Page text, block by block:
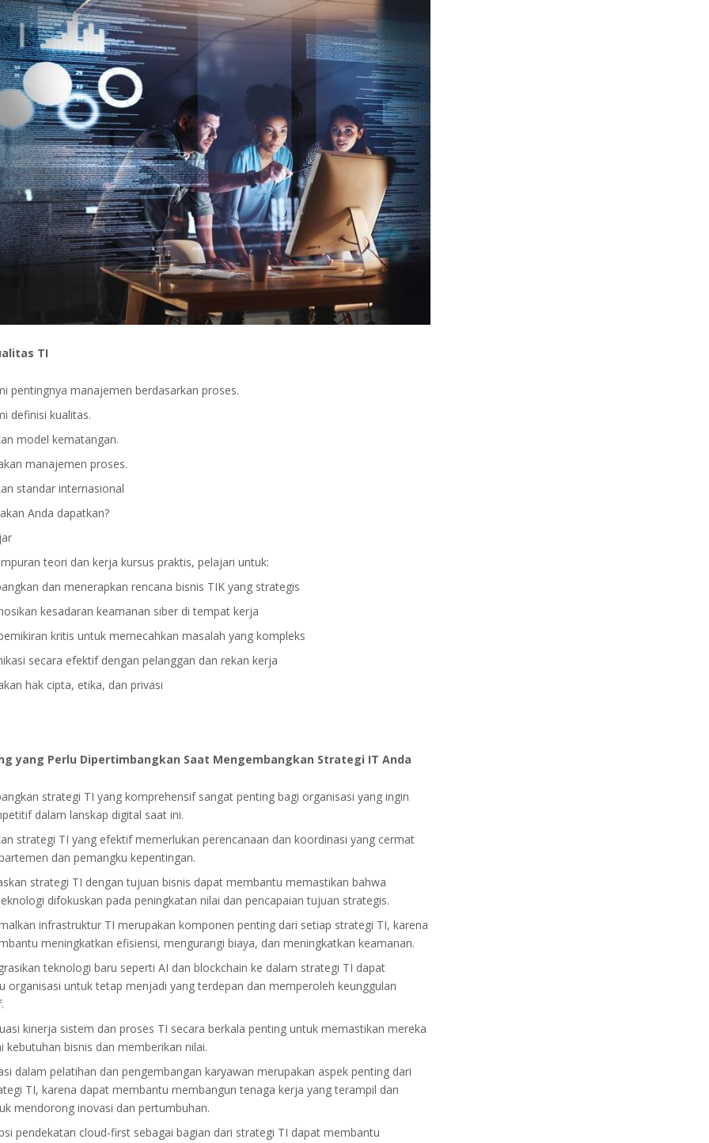
TI
pentingnya manajemen berdasarkan proses.
definisi kualitas.
model kematangan.
manajemen proses.
standar internasional
Anda dapatkan?
teori dan kerja kursus praktis, pelajari untuk:
dan menerapkan rencana bisnis TIK yang strategis
kesadaran keamanan siber di tempat kerja
kritis untuk memecahkan masalah yang kompleks
secara efektif dengan pelanggan dan rekan kerja
hak cipta, etika, dan privasi
yang Perlu Dipertimbangkan Saat Mengembangkan Strategi IT Anda
strategi TI yang komprehensif sangat penting bagi organisasi yang ingin
dalam lanskap digital saat ini.
strategi TI yang efektif memerlukan perencanaan dan koordinasi yang cermat
dan pemangku kepentingan.
strategi TI dengan tujuan bisnis dapat membantu memastikan bahwa
difokuskan pada peningkatan nilai dan pencapaian tujuan strategis.
infrastruktur TI merupakan komponen penting dari setiap strategi TI, karena
meningkatkan efisiensi, mengurangi biaya, dan meningkatkan keamanan.
teknologi baru seperti AI dan blockchain ke dalam strategi TI dapat
organisasi untuk tetap menjadi yang terdepan dan memperoleh keunggulan
kinerja sistem dan proses TI secara berkala penting untuk memastikan mereka
kebutuhan bisnis dan memberikan nilai.
dalam pelatihan dan pengembangan karyawan merupakan aspek penting dari
TI, karena dapat membantu membangun tenaga kerja yang terampil dan
mendorong inovasi dan pertumbuhan.
pendekatan cloud-first sebagai bagian dari strategi TI dapat membantu